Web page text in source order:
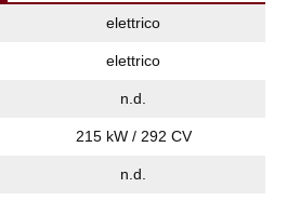
elettrico
elettrico
n.d.
215 kW / 292 CV
n.d.